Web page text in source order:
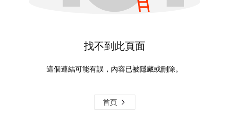
找不到此頁面
這個連結可能有誤，內容已被隱藏或刪除。
首頁